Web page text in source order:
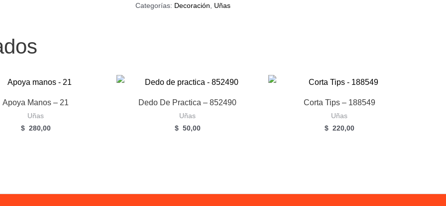
uñas
Categorías: Decoración Uñas
Apoya Manos – 21
Uñas
$ 280,00
Dedo De Practica – 852490
Uñas
$ 50,00
Corta Tips – 188549
Uñas
$ 220,00